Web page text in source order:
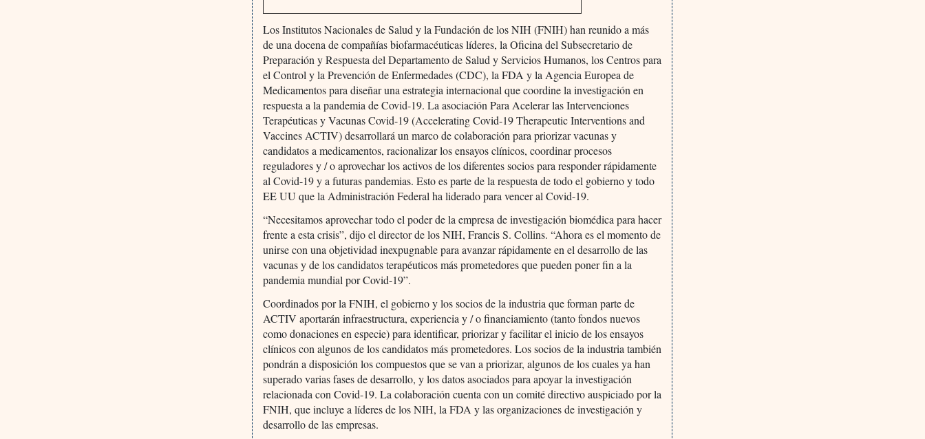
Los Institutos Nacionales de Salud y la Fundación de los NIH (FNIH) han reunido a más
de una docena de compañías biofarmacéuticas líderes, la Oficina del Subsecretario de
Preparación y Respuesta del Departamento de Salud y Servicios Humanos, los Centros para
el Control y la Prevención de Enfermedades (CDC), la FDA y la Agencia Europea de
Medicamentos para diseñar una estrategia internacional que coordine la investigación en
respuesta a la pandemia de Covid-19. La asociación Para Acelerar las Intervenciones
Terapéuticas y Vacunas Covid-19 (Accelerating Covid-19 Therapeutic Interventions and
Vaccines ACTIV) desarrollará un marco de colaboración para priorizar vacunas y
candidatos a medicamentos, racionalizar los ensayos clínicos, coordinar procesos
reguladores y / o aprovechar los activos de los diferentes socios para responder rápidamente
al Covid-19 y a futuras pandemias. Esto es parte de la respuesta de todo el gobierno y todo
EE UU que la Administración Federal ha liderado para vencer al Covid-19.
“Necesitamos aprovechar todo el poder de la empresa de investigación biomédica para hacer
frente a esta crisis”, dijo el director de los NIH, Francis S. Collins. “Ahora es el momento de
unirse con una objetividad inexpugnable para avanzar rápidamente en el desarrollo de las
vacunas y de los candidatos terapéuticos más prometedores que pueden poner fin a la
pandemia mundial por Covid-19”.
Coordinados por la FNIH, el gobierno y los socios de la industria que forman parte de
ACTIV aportarán infraestructura, experiencia y / o financiamiento (tanto fondos nuevos
como donaciones en especie) para identificar, priorizar y facilitar el inicio de los ensayos
clínicos con algunos de los candidatos más prometedores. Los socios de la industria también
pondrán a disposición los compuestos que se van a priorizar, algunos de los cuales ya han
superado varias fases de desarrollo, y los datos asociados para apoyar la investigación
relacionada con Covid-19. La colaboración cuenta con un comité directivo auspiciado por la
FNIH, que incluye a líderes de los NIH, la FDA y las organizaciones de investigación y
desarrollo de las empresas.